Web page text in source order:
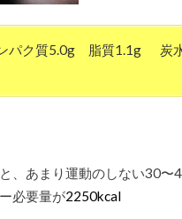
パク質5.0g 脂質1.1g 炭
、あまり運動のしない30〜
必要量が2250kcal